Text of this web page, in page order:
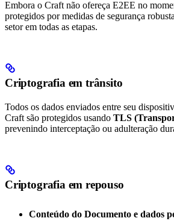
Embora o Craft não ofereça E2EE no
protegidos por medidas de segurança
setor em todas as etapas.
Criptografia em trânsito
Todos os dados enviados entre seu
Craft são protegidos usando TLS
prevenindo interceptação ou adulteração
Criptografia em repouso
Conteúdo do Documento e dados